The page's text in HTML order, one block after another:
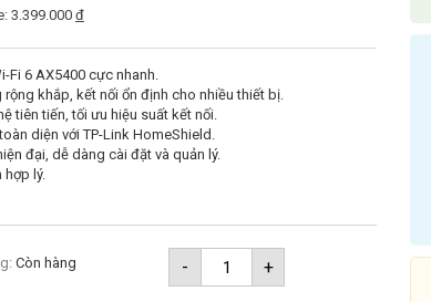
3.399.000 đ
Fi 6 AX5400 cực nhanh.
rộng khắp, kết nối ổn định cho nhiều thiết bị.
tiên tiến, tối ưu hiệu suất kết nối.
diện với TP-Link HomeShield.
đại, dễ dàng cài đặt và quản lý.
hợp lý.
-
Router
WiFi
6
+
Còn hàng